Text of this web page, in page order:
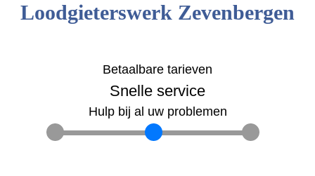
Loodgieterswerk Zevenbergen
Betaalbare tarieven
Snelle service
Hulp bij al uw problemen